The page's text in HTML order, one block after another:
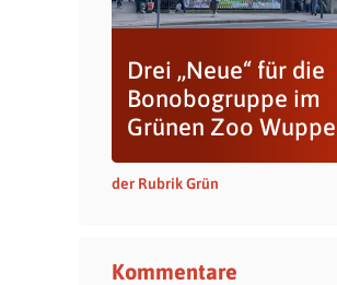
Drei ,,Neue“ für die
Bonobogruppe im
Grünen Zoo
der Rubrik Grün
Kommentare